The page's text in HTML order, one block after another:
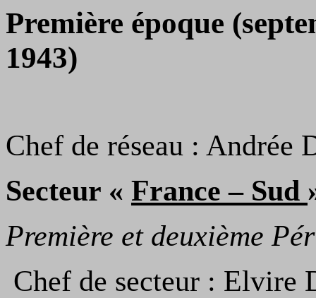
Première époque
1943)
Chef de réseau : Andrée
Secteur « France – Sud
Première et deuxième
Chef de secteur : Elvire